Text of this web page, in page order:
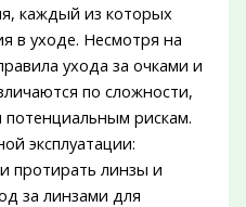
каждый из которых
в уходе. Несмотря на
ухода за очками и
по сложности,
потенциальным рискам.
эксплуатации:
протирать линзы и
за линзами для